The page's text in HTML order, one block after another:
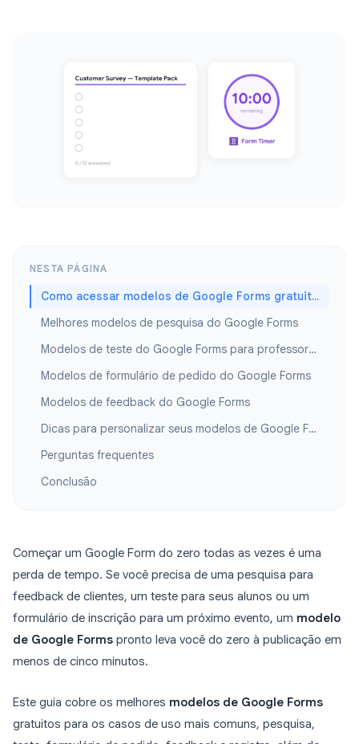
NESTA PÁGINA
Como acessar modelos de Google Forms gratuitamente
Melhores modelos de pesquisa do Google Forms
Modelos de teste do Google Forms para professores e instrutores
Modelos de formulário de pedido do Google Forms
Modelos de feedback do Google Forms
Dicas para personalizar seus modelos de Google Forms
Perguntas frequentes
Conclusão
Começar um Google Form do zero todas as vezes é uma
perda de tempo. Se você precisa de uma pesquisa para
feedback de clientes, um teste para seus alunos ou um
formulário de inscrição para um próximo evento, um modelo
de Google Forms pronto leva você do zero à publicação em
menos de cinco minutos.
Este guia cobre os melhores modelos de Google Forms
gratuitos para os casos de uso mais comuns, pesquisa,